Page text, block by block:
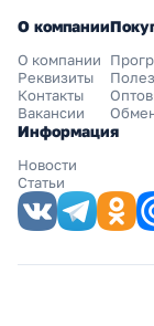
О компании
О компании
Реквизиты
Контакты
Вакансии
Информация
Новости
Статьи